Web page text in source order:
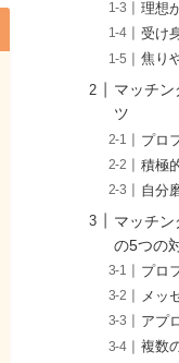
理想
受け
焦り
マッチ
ツ
プロ
積極
自分
マッチ
の5つの
プロ
メッ
アプ
複数